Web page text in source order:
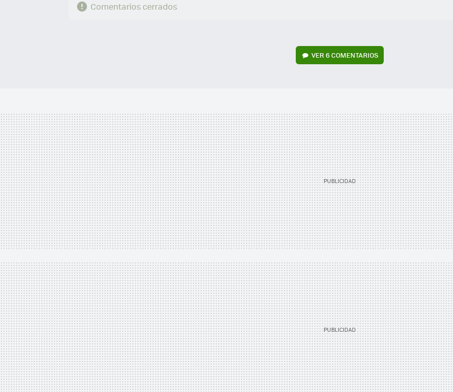
Comentarios cerrados
VER6 COMENTARIOS